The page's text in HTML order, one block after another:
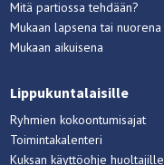
Mitä partiossa tehdään?
Mukaan lapsena tai nuorena
Mukaan aikuisena
Lippukuntalaisille
Ryhmien kokoontumisajat
Toimintakalenteri
Kuksan käyttöohje huoltajille